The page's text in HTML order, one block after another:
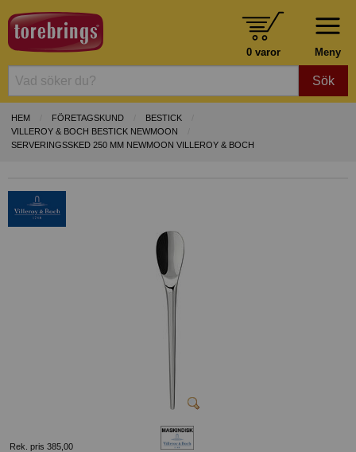
Meny
0 varor
Sök
HEM FÖRETAGSKUND
BESTICK
VILLEROY & BOCH BESTICK NEWMOON
SERVERINGSSKED 250 MM NEWMOON VILLEROY & BOCH
Rek. pris 385,00